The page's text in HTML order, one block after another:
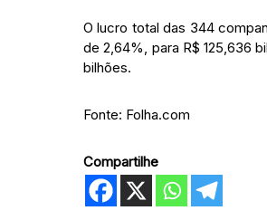
O lucro total das 344
de 2,64%, para R$ 125,636
bilhões.
Fonte: Folha.com
Compartilhe